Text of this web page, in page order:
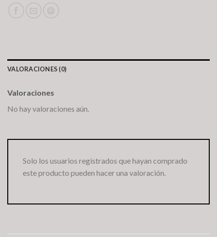
VALORACIONES (0)
Valoraciones
No hay valoraciones aún.
Solo los usuarios registrados que hayan comprado
este producto pueden hacer una valoración.